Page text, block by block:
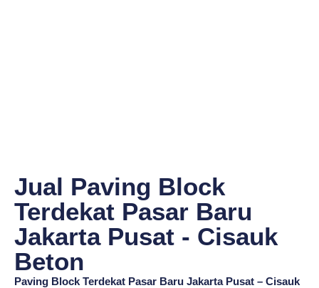
Jual Paving Block
Terdekat Pasar Baru
Jakarta Pusat - Cisauk
Beton
Paving Block Terdekat Pasar Baru Jakarta Pusat – Cisauk